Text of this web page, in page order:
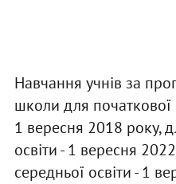
Навчання учнів за
школи для початкової
1 вересня 2018 року,
освіти - 1 вересня
середньої освіти - 1